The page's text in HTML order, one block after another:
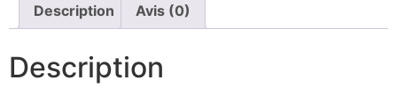
Description Avis (0)
Description